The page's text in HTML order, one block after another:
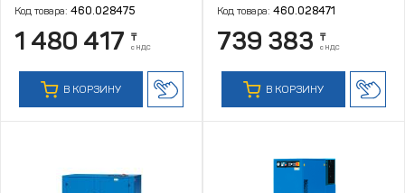
Код товара: 460.028475
1 480 417 ₸
с НДС
В КОРЗИНУ
Код товара: 460.028471
739 383 ₸
с НДС
В КОРЗИНУ